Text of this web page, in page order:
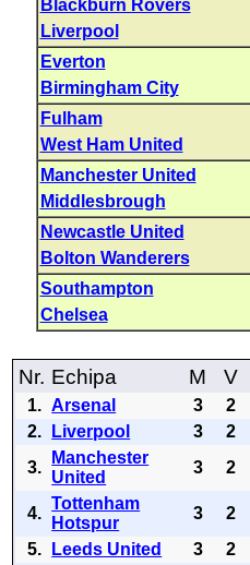
Blackburn Rovers
Liverpool
Everton
Birmingham City
Fulham
West Ham United
Manchester United
Middlesbrough
Newcastle United
Bolton Wanderers
Southampton
Chelsea
Nr. Echipa M V
1. Arsenal 3 2
2.
Liverpool 3 2
3.
Manchester
United
3 2
4.
Tottenham
Hotspur
3 2
5.
Leeds United 3 2